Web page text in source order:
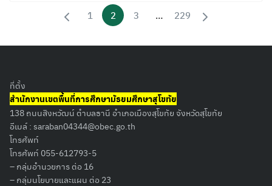
1 2 3 … 229
ที่ตั้ง
สำนักงานเขตพื้นที่การศึกษามัธยมศึกษาสุโขทัย
138 ถนนสิงหวัฒน์ ตำบลธานี อำเภอเมืองสุโขทัย จังหวัดสุโขทัย
อีเมล์ : saraban04344@obec.go.th
โทรศัพท์
โทรศัพท์ 055-612793-5
– กลุ่มอำนวยการ ต่อ 16
– กลุ่มนโยบายและแผน ต่อ 23